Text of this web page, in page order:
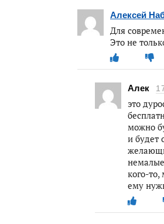
Алексей
Для
Это не
Алек
это
можно
и будет
кого-
ему